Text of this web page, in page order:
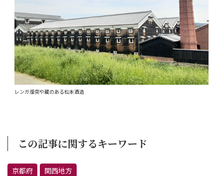
レンガ煙突や蔵のある松本酒造
この記事に関するキーワード
京都府 関西地方